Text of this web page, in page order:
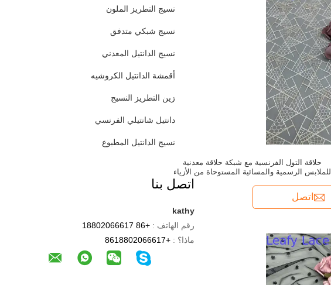
نسيج التطريز الملون
نسيج شبكي متدفق
نسيج الدانتيل المعدني
أقمشة الدانتيل الكروشيه
زين التطريز النسيج
دانتيل شانتيلي الفرنسي
نسيج الدانتيل المطبوع
اتصل بنا
kathy
رقم الهاتف : +86 18802066617
ماذا؟ : +8618802066617
حلاقة التول الفرنسية مع شبكة حلاقة معدنية
للملابس الرسمية والمسائية المستوحاة من الأزياء
اتصل